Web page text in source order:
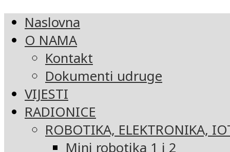
Naslovna
O NAMA
Kontakt
Dokumenti udruge
VIJESTI
RADIONICE
ROBOTIKA, ELEKTRONIKA,
Mini robotika 1 i 2